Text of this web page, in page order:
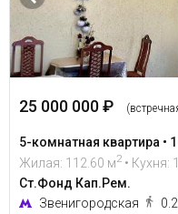
25 000 000 ₽
5-комнатная квартира •
Жилая: 112.60 м2 • Кухня:
Ст.Фонд Кап.Рем.
Звенигородская